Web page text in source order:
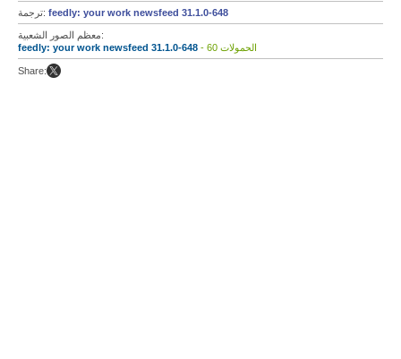
ترجمة: feedly: your work newsfeed 31.1.0-648
معظم الصور الشعبية:
feedly: your work newsfeed 31.1.0-648
- 60 الحمولات
Share: